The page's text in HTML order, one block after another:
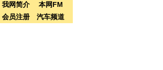
本网FM
我网简介
汽车频道
会员注册